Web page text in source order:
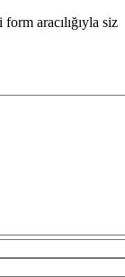
aracılığıyla siz